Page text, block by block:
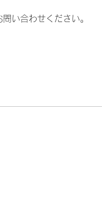
い合わせください。